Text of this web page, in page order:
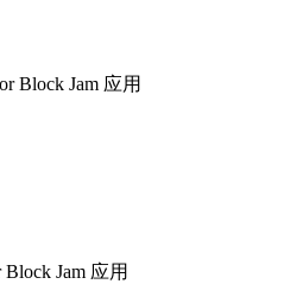
Block Jam 应用
Jam 应用